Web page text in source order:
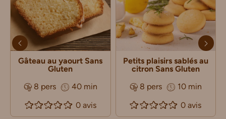
Gâteau au yaourt Sans
Gluten
8 pers
40 min
0 avis
Petits plaisirs sablés au
citron Sans Gluten
8 pers
10 min
0 avis